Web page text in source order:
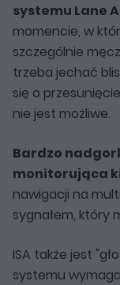
systemu Lane
momencie, w
szczególnie
trzeba jechać
się o
nie jest możliwe.
Bardzo
monitorująca
nawigacji na
sygnałem, który
ISA także jest
systemu